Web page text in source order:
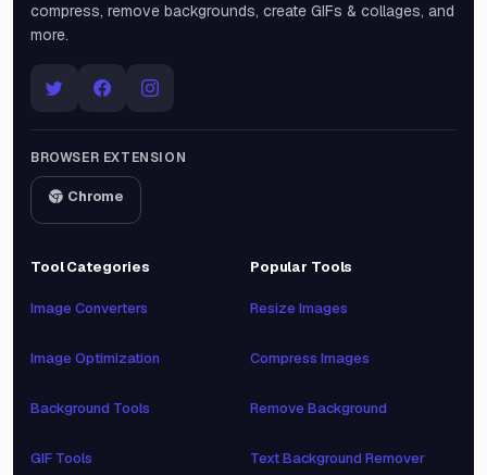
compress, remove backgrounds, create GIFs & collages, and
more.
BROWSER EXTENSION
Chrome
Tool Categories
Image Converters
Image Optimization
Background Tools
GIF Tools
Popular Tools
Resize Images
Compress Images
Remove Background
Text Background Remover